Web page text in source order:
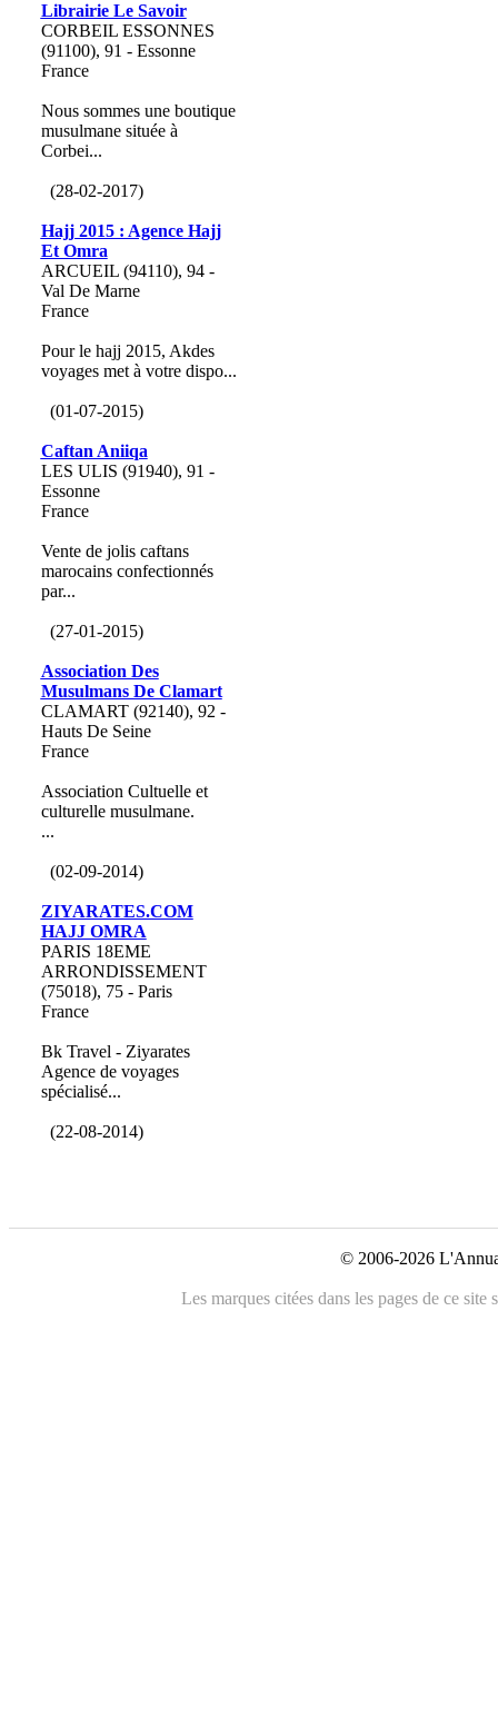
Librairie Le Savoir
CORBEIL ESSONNES
(91100), 91 - Essonne
France
Nous sommes une boutique
musulmane située à
Corbei...
(28-02-2017)
Hajj 2015 : Agence Hajj
Et Omra
ARCUEIL (94110), 94 -
Val De Marne
France
Pour le hajj 2015, Akdes
voyages met à votre dispo...
(01-07-2015)
Caftan Aniiqa
LES ULIS (91940), 91 -
Essonne
France
Vente de jolis caftans
marocains confectionnés
par...
(27-01-2015)
Association Des
Musulmans De Clamart
CLAMART (92140), 92 -
Hauts De Seine
France
Association Cultuelle et
culturelle musulmane.
...
(02-09-2014)
ZIYARATES.COM
HAJJ OMRA
PARIS 18EME
ARRONDISSEMENT
(75018), 75 - Paris
France
Bk Travel - Ziyarates
Agence de voyages
spécialisé...
(22-08-2014)
© 2006-2026
Les marques citées dans les pages de ce